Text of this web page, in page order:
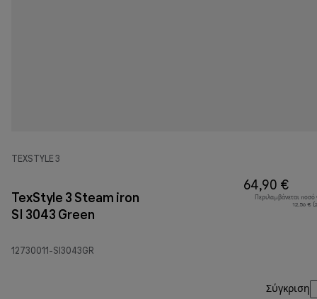
TEXSTYLE 3
TexStyle 3 Steam iron
SI 3043 Green
12730011-SI3043GR
64,90 €
Περιλαμβάνεται
12,56 €
Σύγκριση